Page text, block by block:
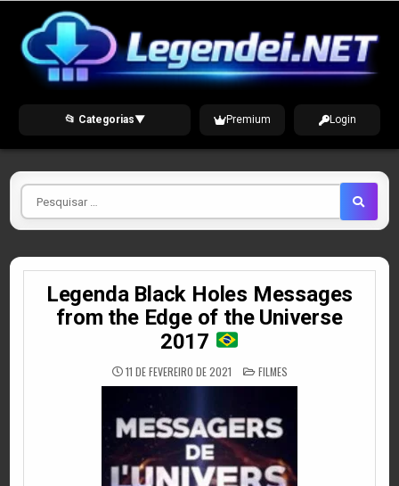
content
📂 Categorias▼ Premium Login
Pesquisar
por
Legenda Black Holes Messages
from the Edge of the Universe
2017
11 DE FEVEREIRO DE 2021 POSTED
IN
FILMES